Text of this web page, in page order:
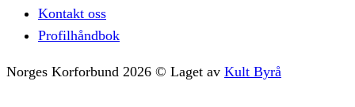
Kontakt oss
Profilhåndbok
Norges Korforbund 2026 © Laget av Kult Byrå